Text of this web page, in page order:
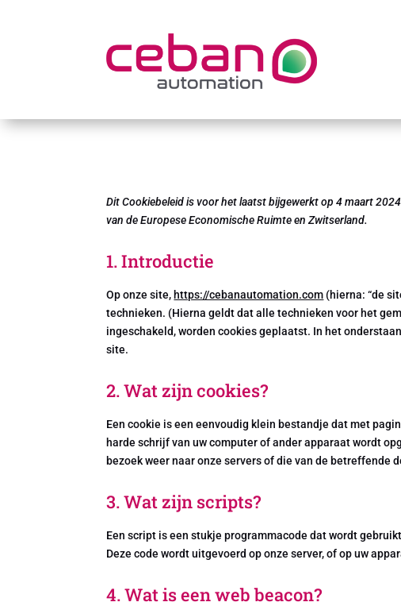
Dit Cookiebeleid is voor het laatst bijgewerkt op 4 maart
van de Europese Economische Ruimte en Zwitserland.
1. Introductie
Op onze site, https://cebanautomation.com(hierna: “de
technieken. (Hierna geldt dat alle technieken voor het
ingeschakeld, worden cookies geplaatst. In het
site.
2. Wat zijn cookies?
Een cookie is een eenvoudig klein bestandje dat met
harde schrijf van uw computer of ander apparaat wordt
bezoek weer naar onze servers of die van de betreffende
3. Wat zijn scripts?
Een script is een stukje programmacode dat wordt
Deze code wordt uitgevoerd op onze server, of op uw
4. Wat is een web beacon?